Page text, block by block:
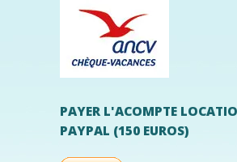
PAYER L'ACOMPTE
PAYPAL (150 EUROS)